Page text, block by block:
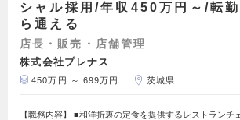
シャル採用/年収450万円～/転
ら通える
店長・販売・店舗管理
株式会社プレナス
450万円 ～ 699万円 茨城県
【職務内容】 ■和洋折衷の定食を提供するレストランチ